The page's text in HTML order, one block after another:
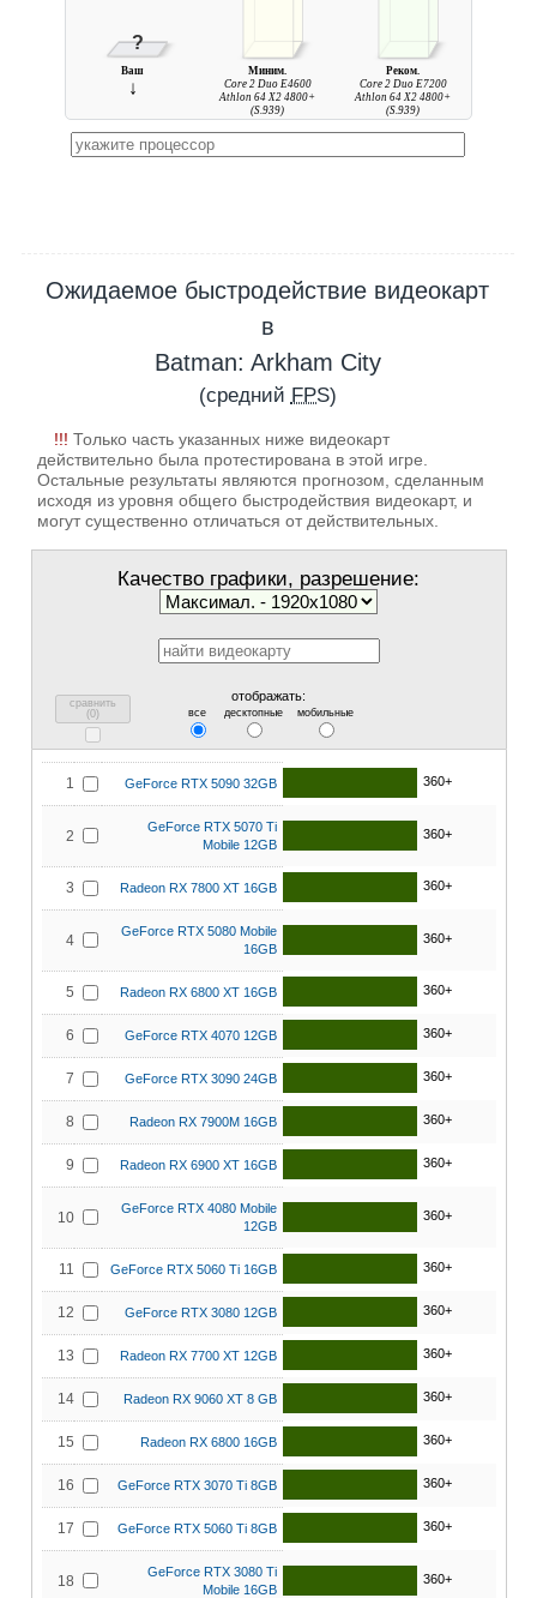
?
Ваш
↓
Миним.
Core 2 Duo E4600
Athlon 64 X2 4800+
(S.939)
Реком.
Core 2 Duo E7200
Athlon 64 X2 4800+
(S.939)
Ожидаемое быстродействие видеокарт
в
Batman: Arkham City
(средний FPS)
!!! Только часть указанных ниже видеокарт
действительно была протестирована в этой игре.
Остальные результаты являются прогнозом, сделанным
исходя из уровня общего быстродействия видеокарт, и
могут существенно отличаться от действительных.
Качество графики, разрешение:
сравнить
(0)
отображать:
все десктопные мобильные
1 GeForce RTX 5090 32GB 360+
2
GeForce RTX 5070 Ti
Mobile 12GB
360+
3 Radeon RX 7800 XT 16GB 360+
4
GeForce RTX 5080 Mobile
16GB
360+
5 Radeon RX 6800 XT 16GB 360+
6 GeForce RTX 4070 12GB 360+
7 GeForce RTX 3090 24GB 360+
8 Radeon RX 7900M 16GB 360+
9 Radeon RX 6900 XT 16GB 360+
10
GeForce RTX 4080 Mobile
12GB
360+
11 GeForce RTX 5060 Ti 16GB 360+
12 GeForce RTX 3080 12GB 360+
13 Radeon RX 7700 XT 12GB 360+
14 Radeon RX 9060 XT 8 GB 360+
15 Radeon RX 6800 16GB 360+
16 GeForce RTX 3070 Ti 8GB 360+
17 GeForce RTX 5060 Ti 8GB 360+
18
GeForce RTX 3080 Ti
Mobile 16GB
360+